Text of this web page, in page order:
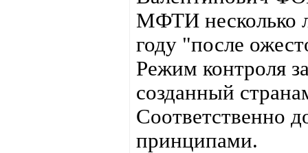
МФТИ несколько
году "после
Режим контроля
созданный
Соответственно
принципами.